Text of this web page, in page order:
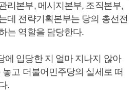
리본부, 메시지본부, 조직본부,
데 전략기획본부는 당의 총선전
는 역할을 담당한다.
에 입당한 지 얼마 지나지 않아
고 더불어민주당의 실세로 떠
.